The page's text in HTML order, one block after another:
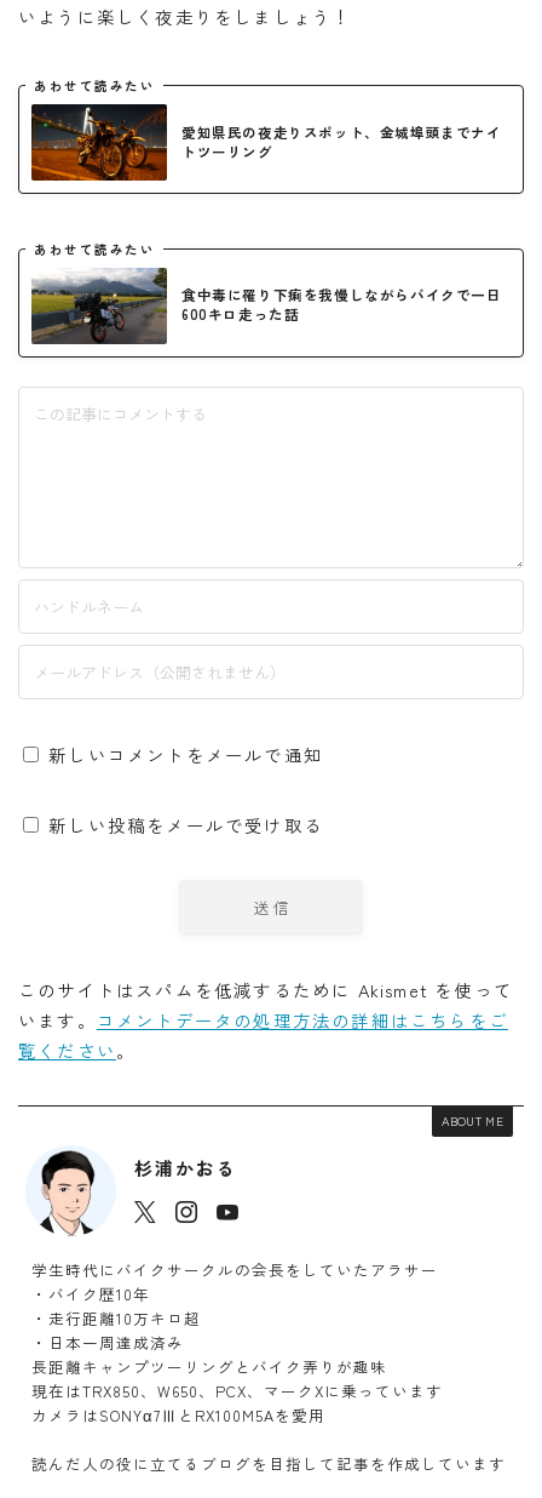
いように楽しく夜走りをしましょう！
あわせて読みたい
愛知県民の夜走りスポット、金城埠頭までナイ
トツーリング
あわせて読みたい
食中毒に罹り下痢を我慢しながらバイクで一日
600キロ走った話
新しいコメントをメールで通知
新しい投稿をメールで受け取る
このサイトはスパムを低減するために Akismet を使って
います。
コメントデータの処理方法の詳細はこちらをご
覧ください。
ABOUT ME
杉浦かおる
学生時代にバイクサークルの会長をしていたアラサー
・バイク歴10年
・走行距離10万キロ超
・日本一周達成済み
長距離キャンプツーリングとバイク弄りが趣味
現在はTRX850、W650、PCX、マークXに乗っています
カメラはSONYα7ⅢとRX100M5Aを愛用
読んだ人の役に立てるブログを目指して記事を作成しています